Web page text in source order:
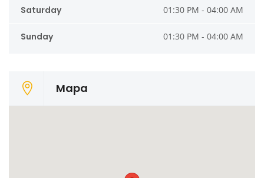
Saturday 01:30 PM - 04:00 AM
Sunday 01:30 PM - 04:00 AM
Mapa